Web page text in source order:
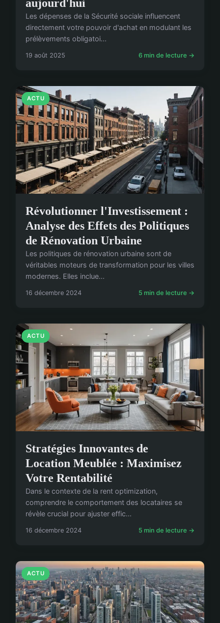
aujourd'hui
Les dépenses de la Sécurité sociale influencent
directement votre pouvoir d'achat en modulant les
prélèvements obligatoi...
19 août 2025 6 min de lecture →
ACTU
Révolutionner l'Investissement :
Analyse des Effets des Politiques
de Rénovation Urbaine
Les politiques de rénovation urbaine sont de
véritables moteurs de transformation pour les villes
modernes. Elles inclue...
16 décembre 2024 5 min de lecture →
ACTU
Stratégies Innovantes de
Location Meublée : Maximisez
Votre Rentabilité
Dans le contexte de la rent optimization,
comprendre le comportement des locataires se
révèle crucial pour ajuster effic...
16 décembre 2024 5 min de lecture →
ACTU